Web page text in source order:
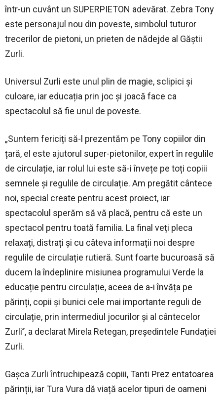
într-un cuvânt un SUPERPIETON adevărat. Zebra Tony
este personajul nou din poveste, simbolul tuturor
trecerilor de pietoni, un prieten de nădejde al Găștii
Zurli.
Universul Zurli este unul plin de magie, sclipici și
culoare, iar educația prin joc și joacă face ca
spectacolul să fie unul de poveste.
„Suntem fericiți să-l prezentăm pe Tony copiilor din
țară, el este ajutorul super-pietonilor, expert în regulile
de circulație, iar rolul lui este să-i învețe pe toți copiii
semnele și regulile de circulație. Am pregătit cântece
noi, special create pentru acest proiect, iar
spectacolul sperăm să vă placă, pentru că este un
spectacol pentru toată familia. La final veți pleca
relaxați, distrați și cu câteva informații noi despre
regulile de circulație rutieră. Sunt foarte bucuroasă să
ducem la îndeplinire misiunea programului Verde la
educație pentru circulație, aceea de a-i învăța pe
părinți, copii și bunici cele mai importante reguli de
circulație, prin intermediul jocurilor și al cântecelor
Zurli’’, a declarat Mirela Retegan, președintele Fundației
Zurli.
Gașca Zurli întruchipează copiii, Tanti Prez entatoarea
părinții, iar Tura Vura dă viață acelor tipuri de oameni